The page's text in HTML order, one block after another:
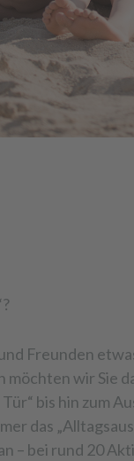
Freunden
wir Sie
bis hin zum
das
– bei rund 20